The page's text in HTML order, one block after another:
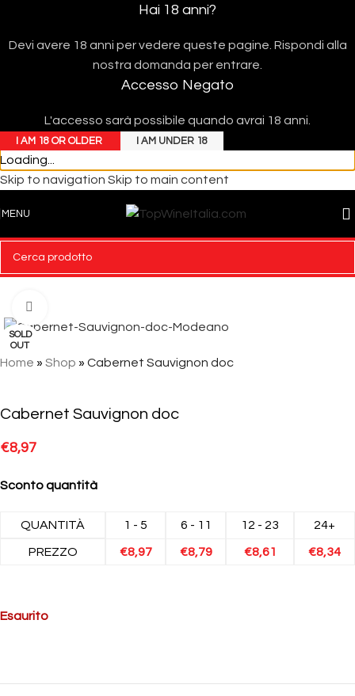
Hai 18 anni?
Devi avere 18 anni per vedere queste pagine. Rispondi alla
nostra domanda per entrare.
Accesso Negato
L'accesso sarà possibile quando avrai 18 anni.
I AM 18 OR OLDER I AM UNDER 18
Loading...
Skip to navigation Skip to main content
MENU
SOLD
OUT
Home » Shop » Cabernet Sauvignon doc
Cabernet Sauvignon doc
€8,97
Sconto quantità
QUANTITÀ 1 - 5 6 - 11 12 - 23 24+
PREZZO €8,97 €8,79 €8,61 €8,34
Esaurito